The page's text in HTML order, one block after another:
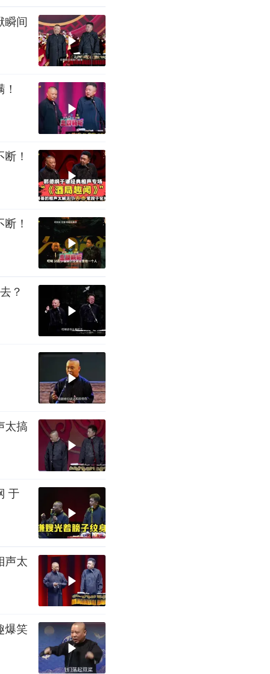
瞬间
！
！
？
太搞
声太
爆笑